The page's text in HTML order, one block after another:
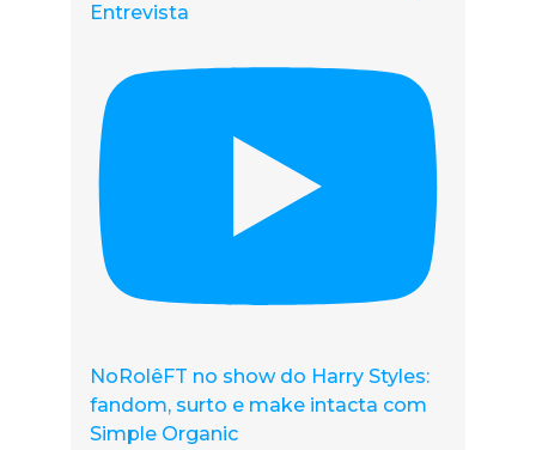
Entrevista
NoRolêFT no show do Harry Styles:
fandom, surto e make intacta com
Simple Organic